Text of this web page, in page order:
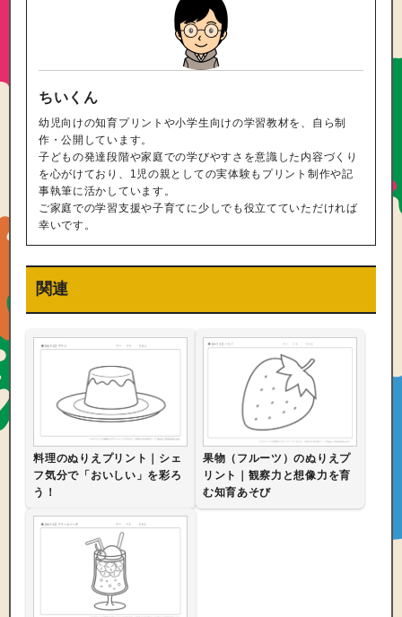
ちいくん
幼児向けの知育プリントや小学生向けの学習教材を、自ら制
作・公開しています。
子どもの発達段階や家庭での学びやすさを意識した内容づくり
を心がけており、1児の親としての実体験もプリント制作や記
事執筆に活かしています。
ご家庭での学習支援や子育てに少しでも役立てていただければ
幸いです。
関連
料理のぬりえプリント｜シェ
フ気分で「おいしい」を彩ろ
う！
果物（フルーツ）のぬりえプ
リント｜観察力と想像力を育
む知育あそび